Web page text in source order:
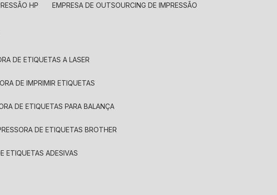
HP EMPRESA DE OUTSOURCING DE IMPRESSÃO
DE ETIQUETAS A LASER
DE IMPRIMIR ETIQUETAS
DE ETIQUETAS PARA BALANÇA
DE ETIQUETAS BROTHER
ETIQUETAS ADESIVAS